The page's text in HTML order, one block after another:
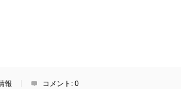
報 コメント:0